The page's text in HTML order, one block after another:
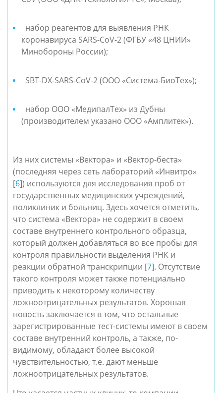
набор реагентов для выявления РНК
коронавируса SARS-CoV-2 (ФГБУ «48 ЦНИИ»
Минобороны России);
SBT-DX-SARS-CoV-2 (ООО «Система-БиоТех»);
набор ООО «МедипалТех» из Дубны
(производителем указано ООО «Амплитек»).
Из них системы «Вектора» и «Вектор-беста»
(последняя через сеть лабораторий «Инвитро»
[6]) используются для исследования проб от
государственных медицинских учреждений,
поликлиник и больниц. Здесь хочется отметить,
что система «Вектора» не содержит в своем
составе внутреннего контрольного образца,
который должен добавляться во все пробы для
контроля правильности выделения РНК и
реакции обратной транскрипции [7]. Отсутствие
такого контроля может также потенциально
приводить к некоторому количеству
ложноотрицательных результатов. Хорошая
новость заключается в том, что остальные
зарегистрированные тест-системы имеют в своем
составе внутренний контроль, а также, по-
видимому, обладают более высокой
чувствительностью, т.е. дают меньше
ложноотрицательных результатов.